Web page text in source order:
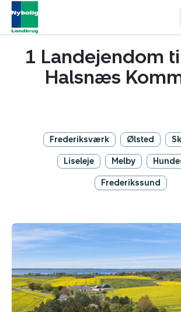
1 Landejendom
Halsnæs
Frederiksværk Ølsted
Liseleje Melby
Frederikssund
Landejendom:
Sigerslevvestervej
18,
3600
Frederikssund